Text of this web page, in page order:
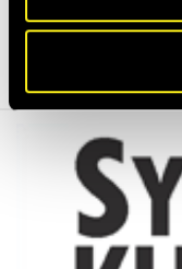
Vi på Griffel är